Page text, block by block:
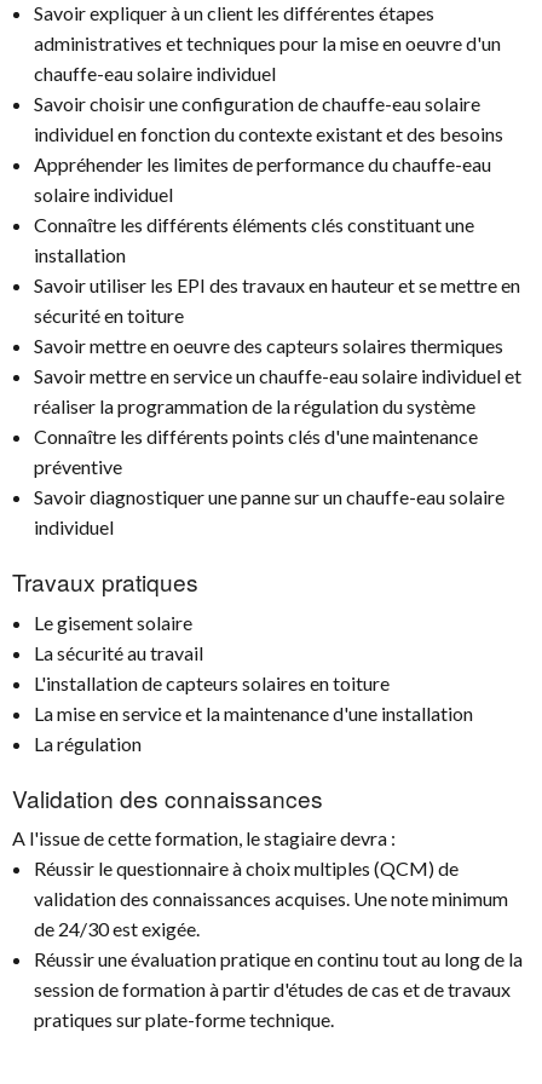
Savoir expliquer à un client les différentes étapes
administratives et techniques pour la mise en oeuvre d'un
chauffe-eau solaire individuel
Savoir choisir une configuration de chauffe-eau solaire
individuel en fonction du contexte existant et des besoins
Appréhender les limites de performance du chauffe-eau
solaire individuel
Connaître les différents éléments clés constituant une
installation
Savoir utiliser les EPI des travaux en hauteur et se mettre en
sécurité en toiture
Savoir mettre en oeuvre des capteurs solaires thermiques
Savoir mettre en service un chauffe-eau solaire individuel et
réaliser la programmation de la régulation du système
Connaître les différents points clés d'une maintenance
préventive
Savoir diagnostiquer une panne sur un chauffe-eau solaire
individuel
Travaux pratiques
Le gisement solaire
La sécurité au travail
L'installation de capteurs solaires en toiture
La mise en service et la maintenance d'une installation
La régulation
Validation des connaissances
A l'issue de cette formation, le stagiaire devra :
Réussir le questionnaire à choix multiples (QCM) de
validation des connaissances acquises. Une note minimum
de 24/30 est exigée.
Réussir une évaluation pratique en continu tout au long de la
session de formation à partir d'études de cas et de travaux
pratiques sur plate-forme technique.